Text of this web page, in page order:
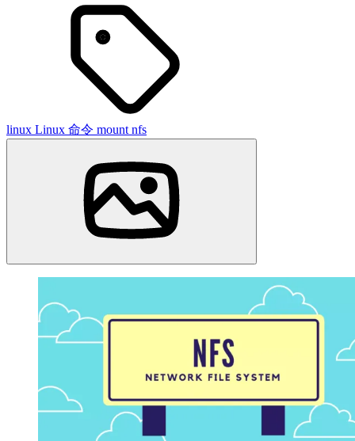
linux Linux 命令 mount nfs